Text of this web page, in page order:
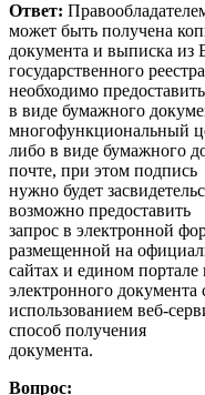
Ответ:
может быть получена
документа и выписка из
государственного
необходимо
в виде бумажного
многофункциональный
либо в виде бумажного
почте, при этом подпись
нужно будет
возможно предоставить
запрос в электронной
размещенной на
сайтах и едином
электронного документа
использованием веб-
способ получения
документа.
Вопрос: